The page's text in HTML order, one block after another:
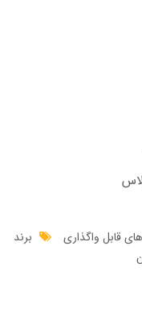
قابل واگذاری
برند